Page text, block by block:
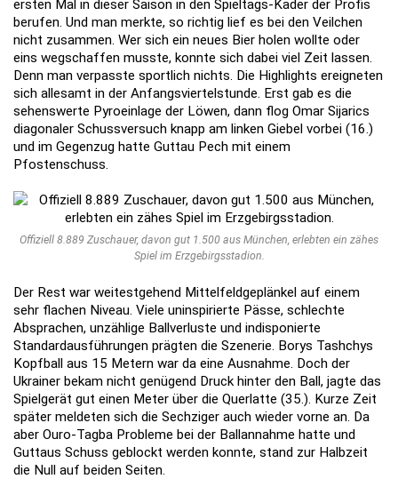
ersten Mal in dieser Saison in den Spieltags-Kader der Profis
berufen. Und man merkte, so richtig lief es bei den Veilchen
nicht zusammen. Wer sich ein neues Bier holen wollte oder
eins wegschaffen musste, konnte sich dabei viel Zeit lassen.
Denn man verpasste sportlich nichts. Die Highlights ereigneten
sich allesamt in der Anfangsviertelstunde. Erst gab es die
sehenswerte Pyroeinlage der Löwen, dann flog Omar Sijarics
diagonaler Schussversuch knapp am linken Giebel vorbei (16.)
und im Gegenzug hatte Guttau Pech mit einem
Pfostenschuss.
Offiziell 8.889 Zuschauer, davon gut 1.500 aus München, erlebten ein zähes
Spiel im Erzgebirgsstadion.
Der Rest war weitestgehend Mittelfeldgeplänkel auf einem
sehr flachen Niveau. Viele uninspirierte Pässe, schlechte
Absprachen, unzählige Ballverluste und indisponierte
Standardausführungen prägten die Szenerie. Borys Tashchys
Kopfball aus 15 Metern war da eine Ausnahme. Doch der
Ukrainer bekam nicht genügend Druck hinter den Ball, jagte das
Spielgerät gut einen Meter über die Querlatte (35.). Kurze Zeit
später meldeten sich die Sechziger auch wieder vorne an. Da
aber Ouro-Tagba Probleme bei der Ballannahme hatte und
Guttaus Schuss geblockt werden konnte, stand zur Halbzeit
die Null auf beiden Seiten.